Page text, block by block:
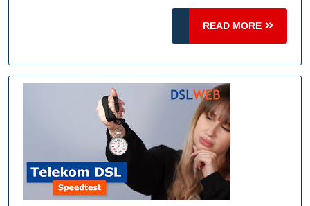
Ladezeiten
Entscheidend
READ MORE
READ
MORE